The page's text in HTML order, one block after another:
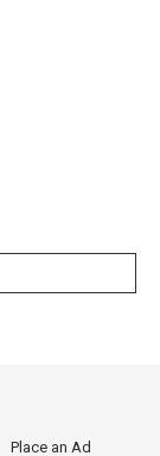
Place an Ad